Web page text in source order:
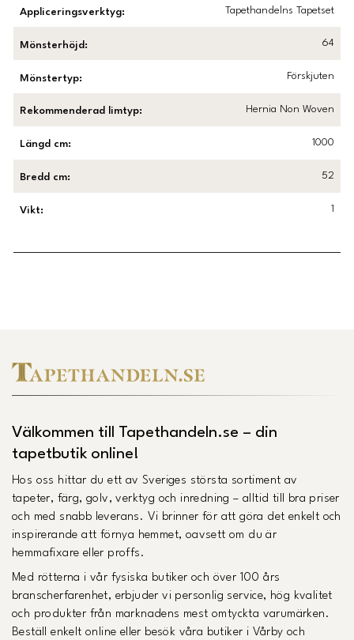
Appliceringsverktyg: Tapethandelns Tapetset
Mönsterhöjd : 64
Mönstertyp: Förskjuten
Rekommenderad limtyp: Hernia Non Woven
Längd cm: 1000
Bredd cm: 52
Vikt: 1
Välkommen till Tapethandeln.se – din
tapetbutik online!
Hos oss hittar du ett av Sveriges största sortiment av
tapeter, färg, golv, verktyg och inredning – alltid till bra priser
och med snabb leverans. Vi brinner för att göra det enkelt och
inspirerande att förnya hemmet, oavsett om du är
hemmafixare eller proffs.
Med rötterna i vår fysiska butiker och över 100 års
branscherfarenhet, erbjuder vi personlig service, hög kvalitet
och produkter från marknadens mest omtyckta varumärken.
Beställ enkelt online eller besök våra butiker i Vårby och